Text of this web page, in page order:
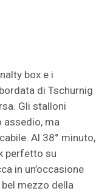
box e i
di Tschurnig
Gli stalloni
ma
Al 38° minuto,
perfetto su
in un’occasione
mezzo della